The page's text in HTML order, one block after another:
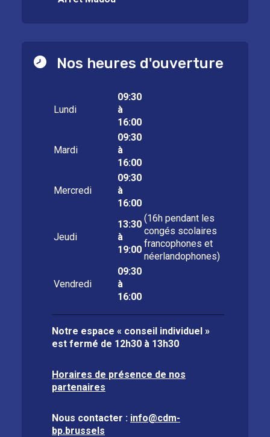
Nos heures d'ouverture
Lundi
09:30
à
16:00
Mardi
09:30
à
16:00
Mercredi
09:30
à
16:00
Jeudi
13:30
à
19:00
(16h pendant les
congés scolaires
francophones et
néerlandophones)
Vendredi
09:30
à
16:00
Notre espace « conseil individuel »
est fermé de 12h30 à 13h30
Horaires de présence de nos
partenaires
Nous contacter : info@cdm-
bp.brussels